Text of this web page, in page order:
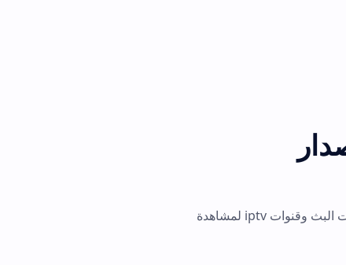
احصل على روابط تحميل تطبيق vaco tv apk للاندرويد والآيفون مجانًا. استمتع بتشغيل ملفات البث وقنوات iptv لمشاهدة